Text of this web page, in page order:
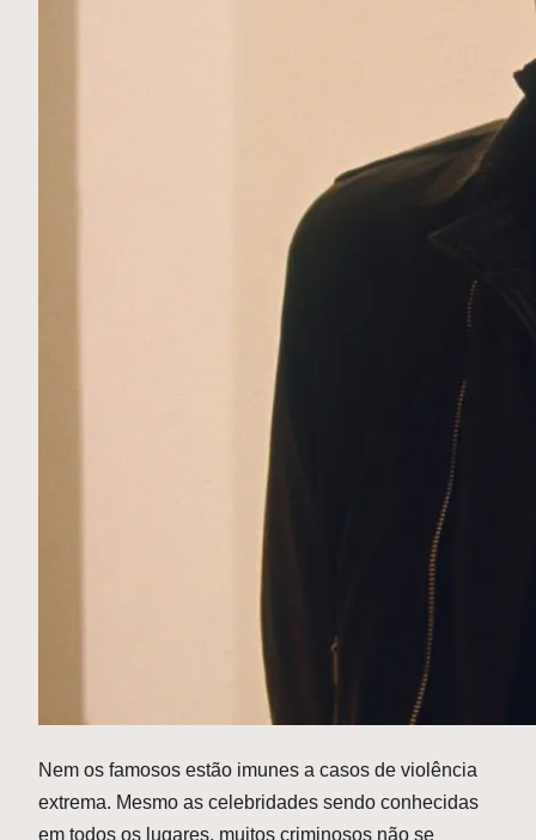
Nem os famosos estão imunes a casos de violência
extrema. Mesmo as celebridades sendo conhecidas
em todos os lugares, muitos criminosos não se